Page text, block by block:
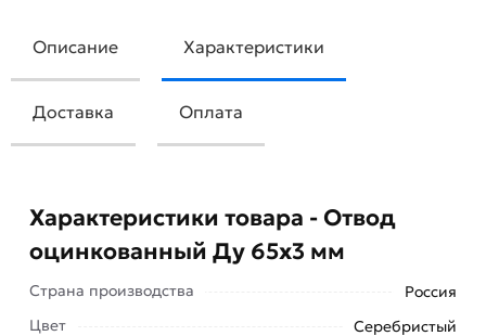
Описание Характеристики
Доставка Оплата
Характеристики товара - Отвод
оцинкованный Ду 65х3 мм
Страна производства
Россия
Цвет
Серебристый